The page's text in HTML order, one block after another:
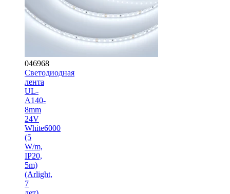
046968
Светодиодная
лента
UL-
A140-
8mm
24V
White6000
(5
W/m,
IP20,
5m)
(Arlight,
7